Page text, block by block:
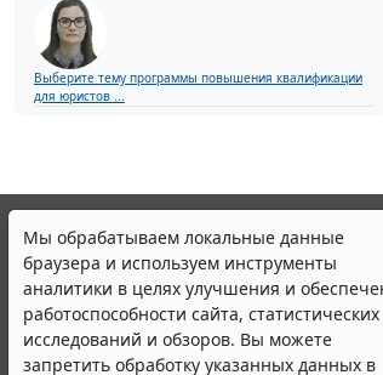
Выберите тему программы повышения квалификации
для юристов ...
Мы обрабатываем локальные данные
браузера и используем инструменты
аналитики в целях улучшения и
работоспособности сайта, статистических
исследований и обзоров. Вы можете
запретить обработку указанных данных в
© ООО "НПП "ГАРАНТ-СЕРВИС", 2026.
участниками Российской ассоциации
Все права на материалы сайта
Полное или частичное воспроизведение
Правила использования портала.